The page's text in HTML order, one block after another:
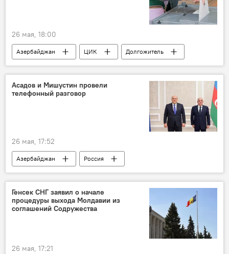
26 мая, 18:00
Азербайджан ЦИК
Долгожитель
Товуз
Избиратели Голосование
Асадов и Мишустин провели
телефонный разговор
26 мая, 17:52
Азербайджан
Россия
Михаил Мишустин
Али Асадов
Генсек СНГ заявил о начале
процедуры выхода Молдавии из
соглашений Содружества
26 мая, 17:21